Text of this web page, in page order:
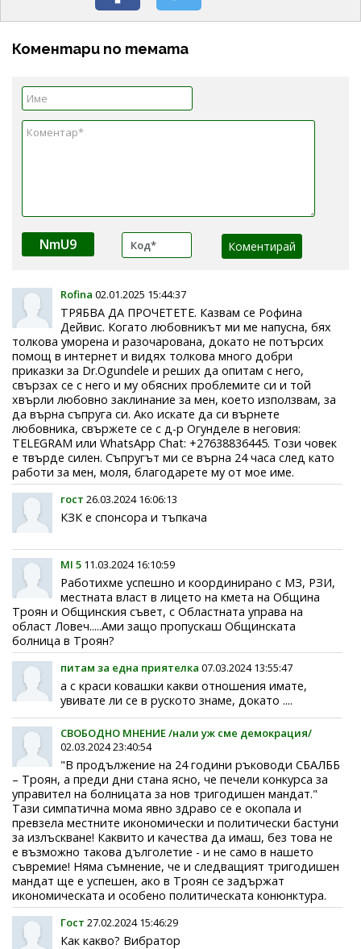
Коментари по темата
NmU9
Rofina 02.01.2025 15:44:37
ТРЯБВА ДА ПРОЧЕТЕТЕ. Казвам се Рофина
Дейвис. Когато любовникът ми ме напусна, бях
толкова уморена и разочарована, докато не потърсих
помощ в интернет и видях толкова много добри
приказки за Dr.Ogundele и реших да опитам с него,
свързах се с него и му обясних проблемите си и той
хвърли любовно заклинание за мен, което използвам, за
да върна съпруга си. Ако искате да си върнете
любовника, свържете се с д-р Огунделе в неговия:
TELEGRAM или WhatsApp Chat: +27638836445. Този човек
е твърде силен. Съпругът ми се върна 24 часа след като
работи за мен, моля, благодарете му от мое име.
гост 26.03.2024 16:06:13
КЗК е спонсора и тъпкача
МI 5 11.03.2024 16:10:59
Работихме успешно и координирано с МЗ, РЗИ,
местната власт в лицето на кмета на Община
Троян и Общинския съвет, с Областната управа на
област Ловеч.....Aми защо пропускаш Общинската
болница в Троян?
питам за една приятелка 07.03.2024 13:55:47
а с краси ковашки какви отношения имате,
увивате ли се в руското знаме, докато ....
СВОБОДНО МНЕНИЕ /нали уж сме демокрация/
02.03.2024 23:40:54
"В продължение на 24 години ръководи СБАЛББ
– Троян, а преди дни стана ясно, че печели конкурса за
управител на болницата за нов тригодишен мандат."
Тази симпатична мома явно здраво се е окопала и
превзела местните икономически и политически бастуни
за излъскване! Каквито и качества да имаш, без това не
е възможно такова дълголетие - и не само в нашето
съвремие! Няма съмнение, че и следващият тригодишен
мандат ще е успешен, ако в Троян се задържат
икономическата и особено политическата конюнктура.
Гост 27.02.2024 15:46:29
Как какво? Вибратор